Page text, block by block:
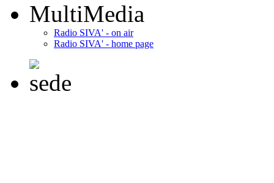
MultiMedia
Radio SIVA' - on air
Radio SIVA' - home page